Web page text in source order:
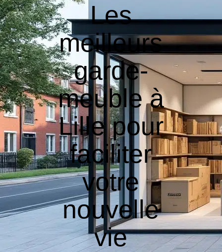
Les
meilleurs
garde-
meuble à
Lille pour
faciliter
votre
nouvelle
vie